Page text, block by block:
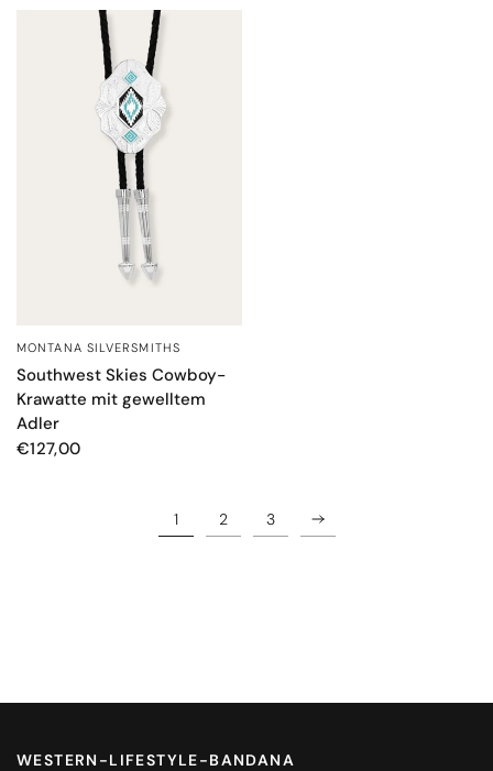
SCHNELLANSICHT
MONTANA SILVERSMITHS
Southwest Skies Cowboy-
Krawatte mit gewelltem
Adler
€127,00
1 2 3
WESTERN-LIFESTYLE-BANDANA